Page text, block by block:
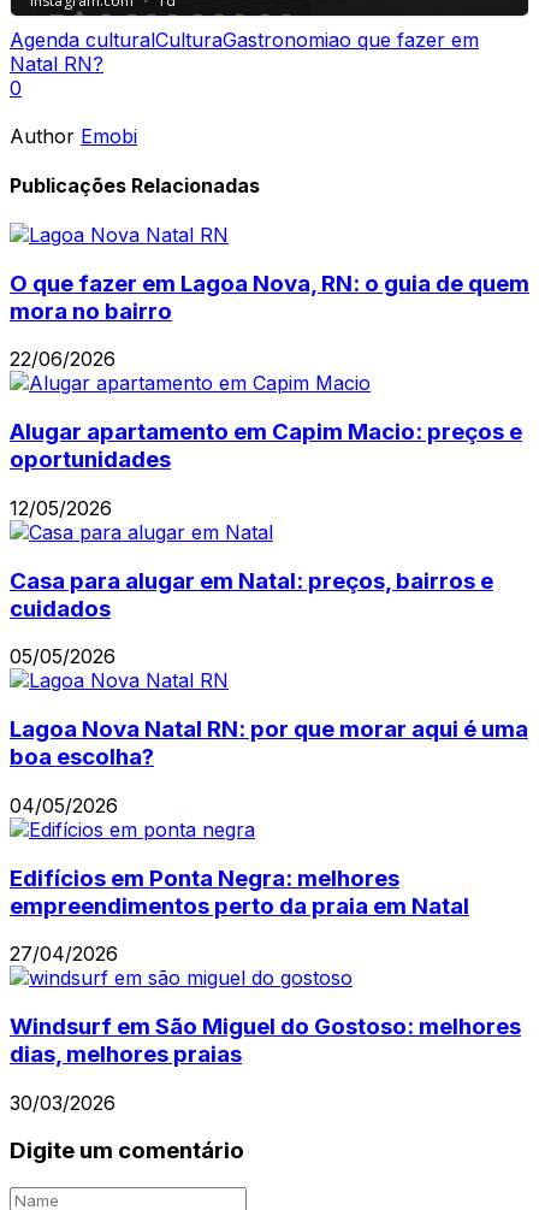
Agenda culturalCulturaGastronomiao que fazer em
Natal RN?
0
Author Emobi
Publicações Relacionadas
O que fazer em Lagoa Nova, RN: o guia de quem
mora no bairro
22/06/2026
Alugar apartamento em Capim Macio: preços e
oportunidades
12/05/2026
Casa para alugar em Natal: preços, bairros e
cuidados
05/05/2026
Lagoa Nova Natal RN: por que morar aqui é uma
boa escolha?
04/05/2026
Edifícios em Ponta Negra: melhores
empreendimentos perto da praia em Natal
27/04/2026
Windsurf em São Miguel do Gostoso: melhores
dias, melhores praias
30/03/2026
Digite um comentário